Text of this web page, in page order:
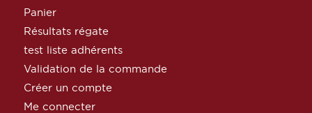
Panier
Résultats régate
test liste adhérents
Validation de la commande
Créer un compte
Me connecter